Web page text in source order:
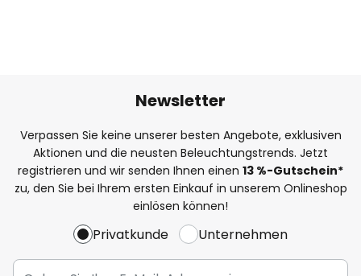
Newsletter
Verpassen Sie keine unserer besten Angebote, exklusiven
Aktionen und die neusten Beleuchtungstrends. Jetzt
registrieren und wir senden Ihnen einen 13 %-Gutschein*
zu, den Sie bei Ihrem ersten Einkauf in unserem Onlineshop
einlösen können!
Privatkunde Unternehmen